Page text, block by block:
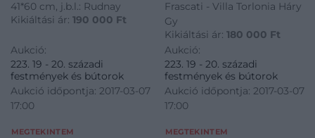
41*60 cm, j.b.l.: Rudnay
Kikiáltási ár: 190 000 Ft
Aukció:
223. 19 - 20. századi
festmények és bútorok
Aukció időpontja: 2017-03-07
17:00
MEGTEKINTEM
Frascati - Villa Torlonia Háry
Gy
Kikiáltási ár: 180 000 Ft
Aukció:
223. 19 - 20. századi
festmények és bútorok
Aukció időpontja: 2017-03-07
17:00
MEGTEKINTEM